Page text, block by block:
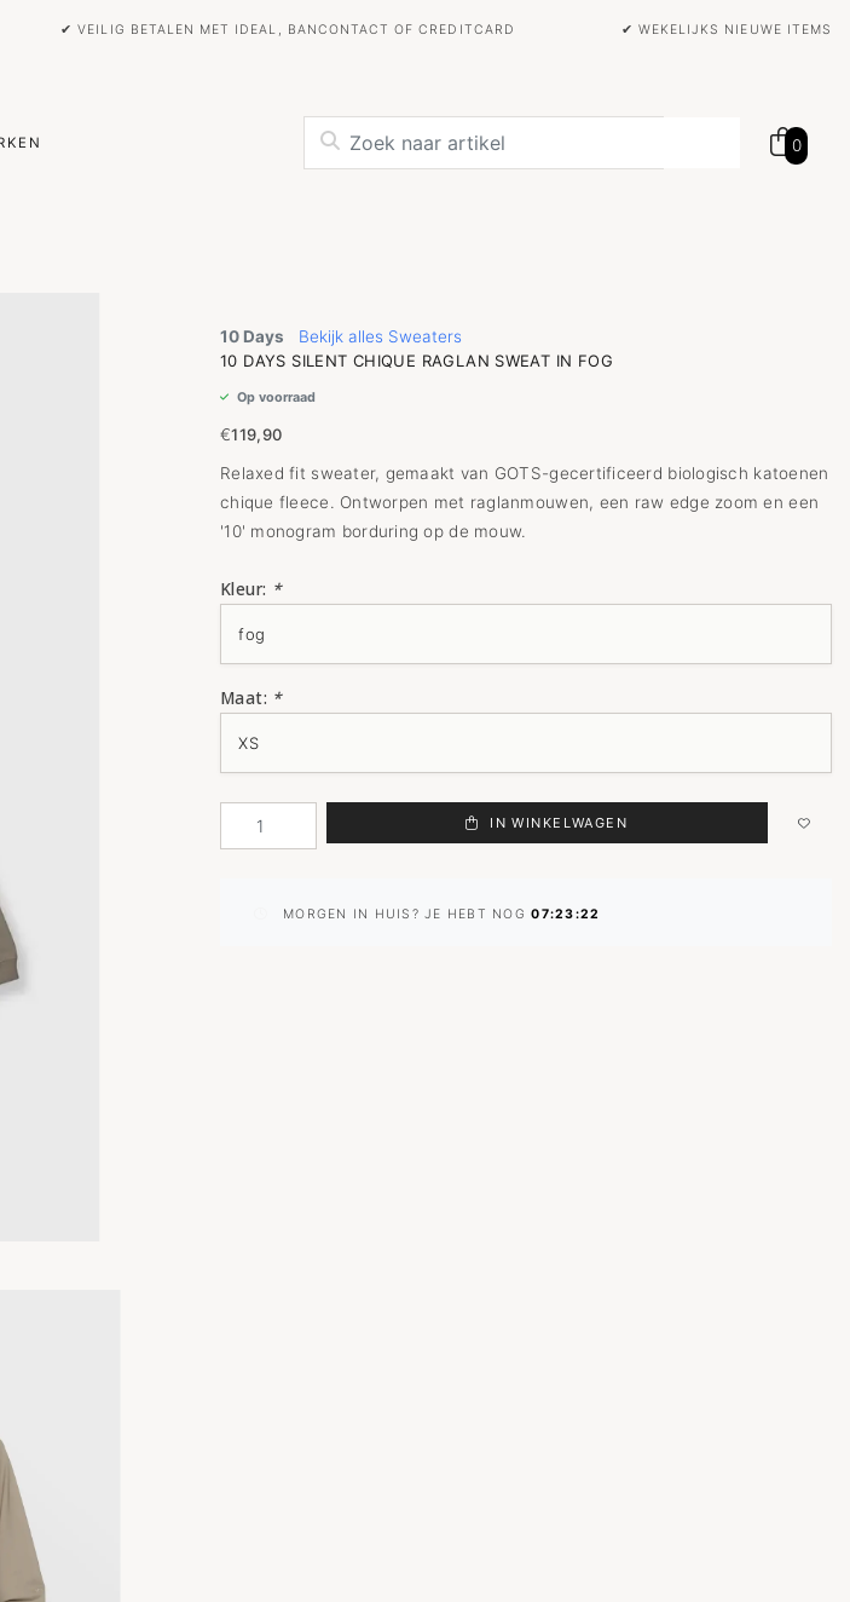
✔ VEILIG BETALEN MET IDEAL, BANCONTACT OF CREDITCARD ✔ WEKELIJKS NIEUWE ITEMS
0
10 Days
Bekijk alles Sweaters
10 DAYS SILENT CHIQUE RAGLAN SWEAT IN FOG
Op voorraad
€119,90
Relaxed fit sweater, gemaakt van GOTS-gecertificeerd biologisch katoenen
chique fleece. Ontworpen met raglanmouwen, een raw edge zoom en een
'10' monogram borduring op de mouw.
Kleur: *
Maat: *
IN WINKELWAGEN
MORGEN IN HUIS? JE HEBT NOG07:23:22